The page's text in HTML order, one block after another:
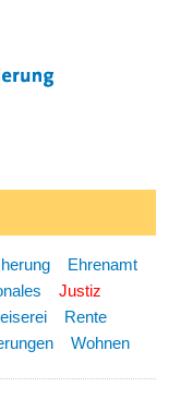
Ehrenamt
Justiz
Rente
Wohnen